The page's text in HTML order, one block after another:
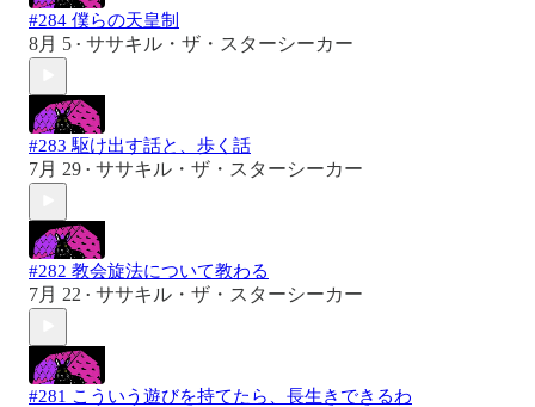
#284 僕らの天皇制
8月 5 • ササキル・ザ・スターシーカー
#283 駆け出す話と、歩く話
7月 29 • ササキル・ザ・スターシーカー
#282 教会旋法について教わる
7月 22 • ササキル・ザ・スターシーカー
#281 こういう遊びを持てたら、長生きできるわ